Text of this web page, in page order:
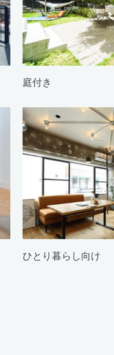
庭付き
ひとり暮らし向け